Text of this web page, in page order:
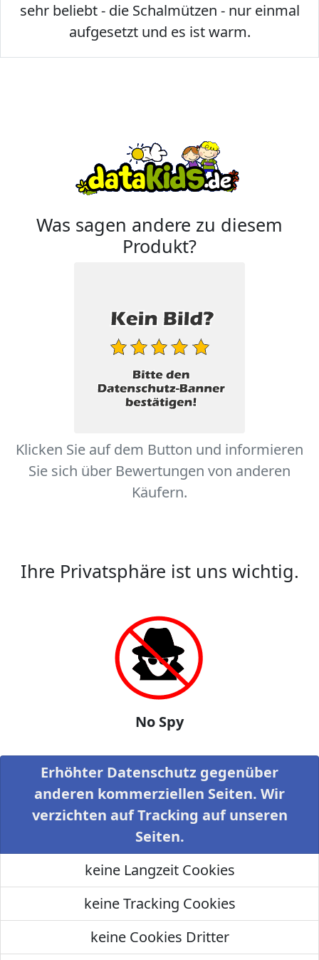
sehr beliebt - die Schalmützen - nur einmal
aufgesetzt und es ist warm.
Was sagen andere zu diesem
Produkt?
Klicken Sie auf dem Button und informieren
Sie sich über Bewertungen von anderen
Käufern.
Ihre Privatsphäre ist uns wichtig.
No Spy
Erhöhter Datenschutz gegenüber
anderen kommerziellen Seiten. Wir
verzichten auf Tracking auf unseren
Seiten.
keine Langzeit Cookies
keine Tracking Cookies
keine Cookies Dritter